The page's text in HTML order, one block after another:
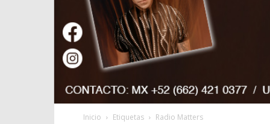
Inicio Etiquetas Radio Matters